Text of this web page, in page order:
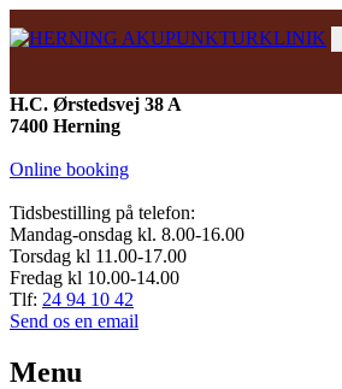
til
H.C. Ørstedsvej 38 A
7400 Herning
Online booking
Tidsbestilling på telefon:
Mandag-onsdag kl. 8.00-16.00
Torsdag kl 11.00-17.00
Fredag kl 10.00-14.00
Tlf: 24 94 10 42
Send os en email
Menu